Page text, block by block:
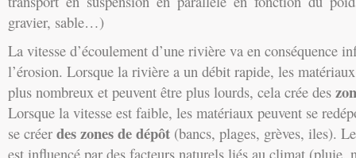
gravier, sable…)
La vitesse d’écoulement d’une rivière va en conséquence
l’érosion. Lorsque la rivière a un débit rapide, les
plus nombreux et peuvent être plus lourds, cela crée des
Lorsque la vitesse est faible, les matériaux peuvent se
se créer des zones de dépôt (bancs, plages, grèves, iles).
est influencé par des facteurs naturels liés au climat (pluie,